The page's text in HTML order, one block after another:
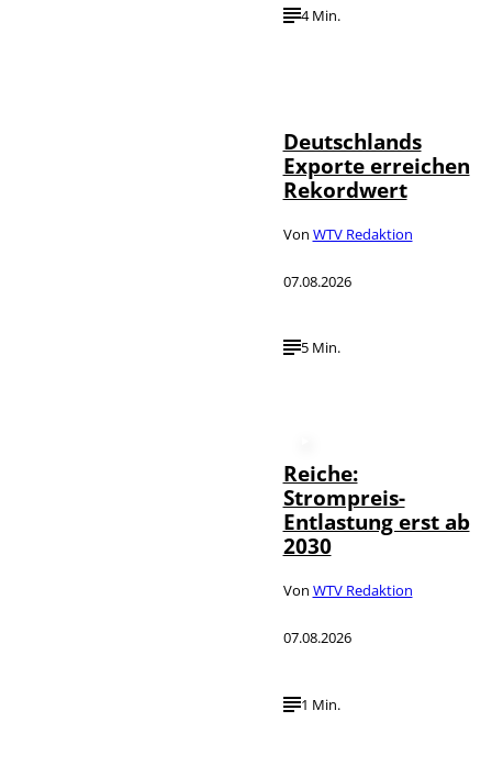
4 Min.
Deutschlands
Exporte erreichen
Rekordwert
Von WTV Redaktion
07.08.2026
5 Min.
Reiche:
Strompreis-
Entlastung erst ab
2030
Von WTV Redaktion
07.08.2026
1 Min.